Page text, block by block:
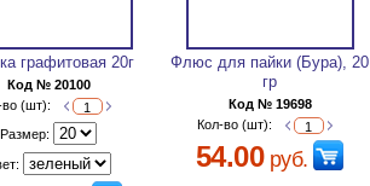
графитовая 20г
Код № 20100
во (шт):
Размер:
Флюс для пайки (Бура), 20
гр
Код № 19698
Кол-во (шт):
54.00руб.